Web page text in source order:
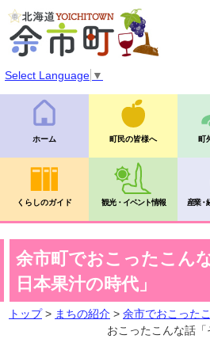
Select Language ▼
ホーム 町民の皆様へ 町
くらしのガイド 観光・イベント情報 産業・
余市町でおこったこん
日本果汁の時代」
トップ> まちの紹介 > 余市でおこった
おこったこんな話「